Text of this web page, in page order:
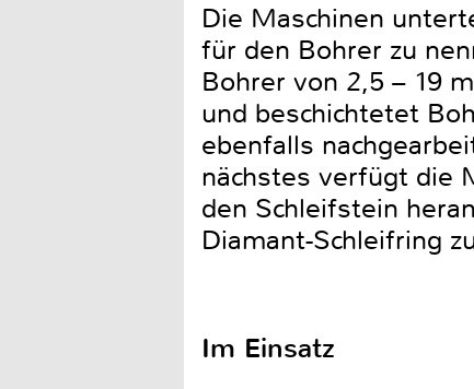
Die Maschinen
für den Bohrer zu
Bohrer von 2,5 – 19
und beschichtetet
ebenfalls
nächstes verfügt die
den Schleifstein
Diamant-Schleifring
Im Einsatz